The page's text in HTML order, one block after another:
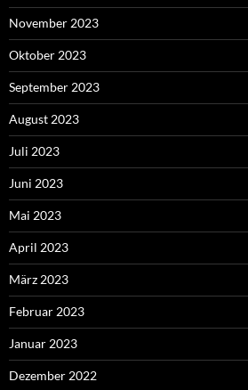
November 2023
Oktober 2023
September 2023
August 2023
Juli 2023
Juni 2023
Mai 2023
April 2023
März 2023
Februar 2023
Januar 2023
Dezember 2022